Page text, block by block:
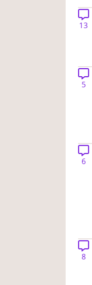
13
5
6
8